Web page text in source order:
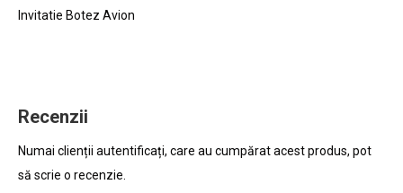
Invitatie Botez Avion
Recenzii
Numai clienții autentificați, care au cumpărat acest produs, pot
să scrie o recenzie.